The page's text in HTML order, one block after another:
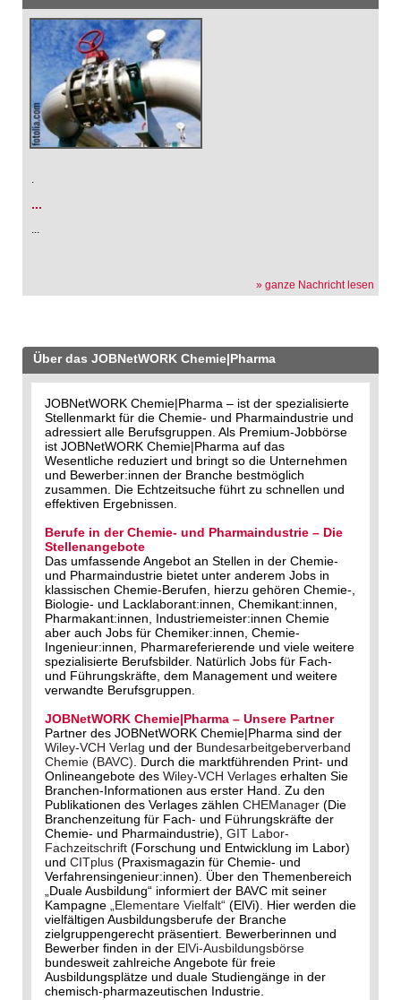
.
...
...
» ganze Nachricht lesen
Über das JOBNetWORK Chemie|Pharma
JOBNetWORK Chemie|Pharma – ist der spezialisierte
Stellenmarkt für die Chemie- und Pharmaindustrie und
adressiert alle Berufsgruppen. Als Premium-Jobbörse
ist JOBNetWORK Chemie|Pharma auf das
Wesentliche reduziert und bringt so die Unternehmen
und Bewerber:innen der Branche bestmöglich
zusammen. Die Echtzeitsuche führt zu schnellen und
effektiven Ergebnissen.
Berufe in der Chemie- und Pharmaindustrie – Die
Stellenangebote
Das umfassende Angebot an Stellen in der Chemie-
und Pharmaindustrie bietet unter anderem Jobs in
klassischen Chemie-Berufen, hierzu gehören Chemie-,
Biologie- und Lacklaborant:innen, Chemikant:innen,
Pharmakant:innen, Industriemeister:innen Chemie
aber auch Jobs für Chemiker:innen, Chemie-
Ingenieur:innen, Pharmareferierende und viele weitere
spezialisierte Berufsbilder. Natürlich Jobs für Fach-
und Führungskräfte, dem Management und weitere
verwandte Berufsgruppen.
JOBNetWORK Chemie|Pharma – Unsere Partner
Partner des JOBNetWORK Chemie|Pharma sind der
Wiley-VCH Verlag und der Bundesarbeitgeberverband
Chemie (BAVC). Durch die marktführenden Print- und
Onlineangebote des Wiley-VCH Verlages erhalten Sie
Branchen-Informationen aus erster Hand. Zu den
Publikationen des Verlages zählen CHEManager (Die
Branchenzeitung für Fach- und Führungskräfte der
Chemie- und Pharmaindustrie), GIT Labor-
Fachzeitschrift (Forschung und Entwicklung im Labor)
und CITplus (Praxismagazin für Chemie- und
Verfahrensingenieur:innen). Über den Themenbereich
„Duale Ausbildung“ informiert der BAVC mit seiner
Kampagne „Elementare Vielfalt“ (ElVi). Hier werden die
vielfältigen Ausbildungsberufe der Branche
zielgruppengerecht präsentiert. Bewerberinnen und
Bewerber finden in der ElVi-Ausbildungsbörse
bundesweit zahlreiche Angebote für freie
Ausbildungsplätze und duale Studiengänge in der
chemisch-pharmazeutischen Industrie.